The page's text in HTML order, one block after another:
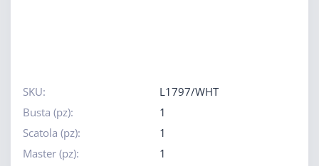
SKU:
L1797/WHT
Busta (pz):
1
Scatola (pz):
1
Master (pz):
1